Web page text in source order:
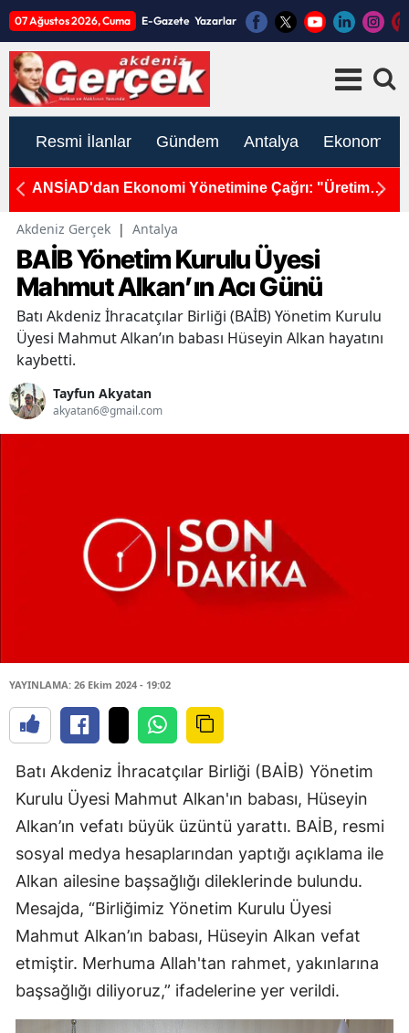
07 Ağustos 2026, Cuma E-Gazete Yazarlar
Resmi İlanlar Gündem Antalya Ekonomi
ANSİAD'dan Ekonomi Yönetimine Çağrı: "Üretim
Akdeniz Gerçek | Antalya
BAİB Yönetim Kurulu Üyesi
Mahmut Alkan’ın Acı Günü
Batı Akdeniz İhracatçılar Birliği (BAİB) Yönetim Kurulu
Üyesi Mahmut Alkan’ın babası Hüseyin Alkan hayatını
kaybetti.
Tayfun Akyatan
akyatan6@gmail.com
YAYINLAMA: 26 Ekim 2024 - 19:02
Batı Akdeniz İhracatçılar Birliği (BAİB) Yönetim
Kurulu Üyesi Mahmut Alkan'ın babası, Hüseyin
Alkan’ın vefatı büyük üzüntü yarattı. BAİB, resmi
sosyal medya hesaplarından yaptığı açıklama ile
Alkan ailesine başsağlığı dileklerinde bulundu.
Mesajda, “Birliğimiz Yönetim Kurulu Üyesi
Mahmut Alkan’ın babası, Hüseyin Alkan vefat
etmiştir. Merhuma Allah'tan rahmet, yakınlarına
başsağlığı diliyoruz,” ifadelerine yer verildi.